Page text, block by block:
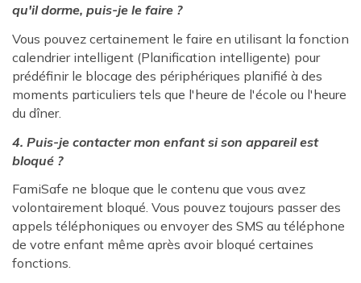
qu'il dorme, puis-je le faire ?
Vous pouvez certainement le faire en utilisant la fonction
calendrier intelligent (Planification intelligente) pour
prédéfinir le blocage des périphériques planifié à des
moments particuliers tels que l'heure de l'école ou l'heure
du dîner.
4. Puis-je contacter mon enfant si son appareil est
bloqué ?
FamiSafe ne bloque que le contenu que vous avez
volontairement bloqué. Vous pouvez toujours passer des
appels téléphoniques ou envoyer des SMS au téléphone
de votre enfant même après avoir bloqué certaines
fonctions.